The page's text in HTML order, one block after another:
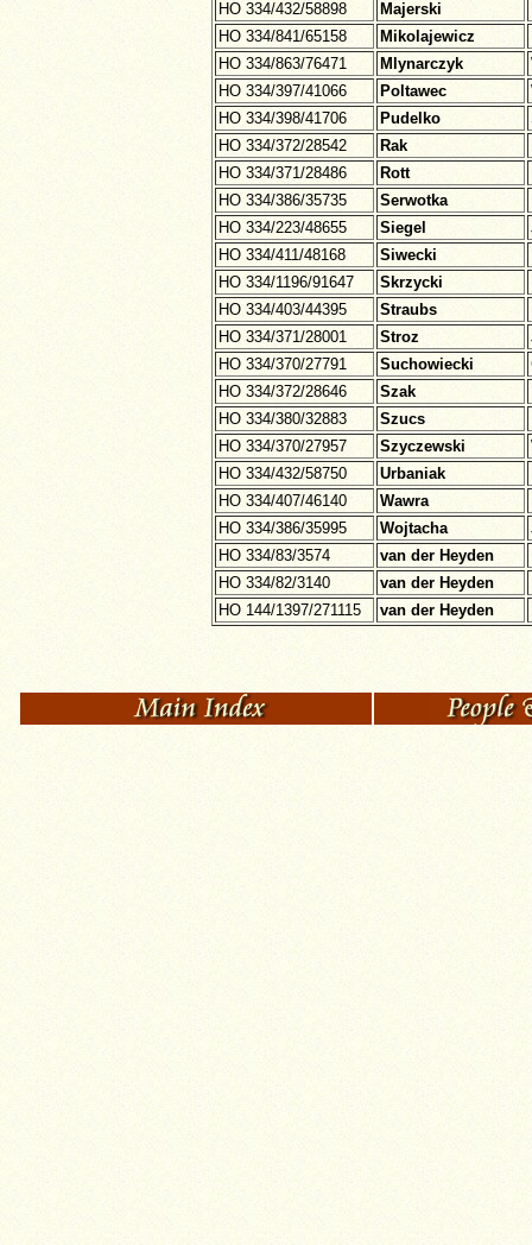
HO 334/432/58898
Majerski
HO 334/841/65158
Mikolajewicz
HO 334/863/76471
Mlynarczyk
HO 334/397/41066
Poltawec
HO 334/398/41706
Pudelko
HO 334/372/28542
Rak
HO 334/371/28486
Rott
HO 334/386/35735
Serwotka
HO 334/223/48655
Siegel
HO 334/411/48168
Siwecki
HO 334/1196/91647
Skrzycki
HO 334/403/44395
Straubs
HO 334/371/28001
Stroz
HO 334/370/27791
Suchowiecki
HO 334/372/28646
Szak
HO 334/380/32883
Szucs
HO 334/370/27957
Szyczewski
HO 334/432/58750
Urbaniak
HO 334/407/46140
Wawra
HO 334/386/35995
Wojtacha
HO 334/83/3574
van der Heyden
HO 334/82/3140
van der Heyden
HO 144/1397/271115
van der Heyden